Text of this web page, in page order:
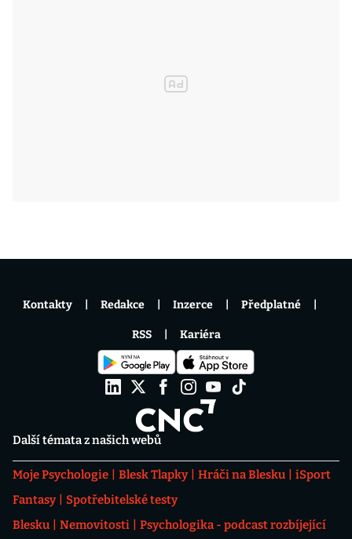
Další témata z našich webů
Moje Psychologie Blesk Tlapky Hráči na Blesku
iSport
Fantasy
Spotřebitelské testy
Blesku
Nemovitosti
Psychologika - podcast rozbíjející
Kontakty Redakce Inzerce Předplatné
RSS Kariéra